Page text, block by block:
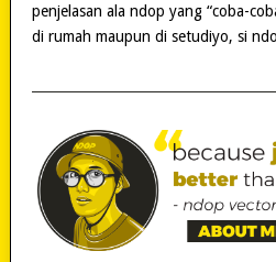
penjelasan ala ndop yang “coba-
di rumah maupun di setudiyo, si